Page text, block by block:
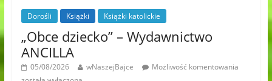
Dorośli Książki Książki katolickie
„Obce dziecko” – Wydawnictwo
ANCILLA
05/08/2026 wNaszejBajce
Możliwość komentowania